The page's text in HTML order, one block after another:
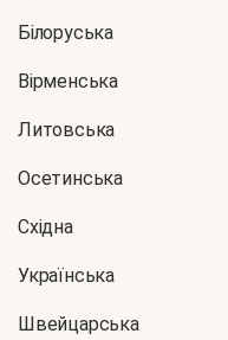
Білоруська
Вірменська
Литовська
Осетинська
Східна
Українська
Швейцарська